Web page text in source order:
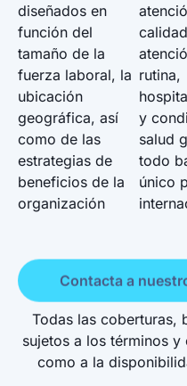
diseñados en
función del
tamaño de la
fuerza laboral, la
ubicación
geográfica, así
como de las
estrategias de
beneficios de la
organización
rutina,
y
salud
todo
único
Todas las coberturas,
sujetos a los términos
como a la